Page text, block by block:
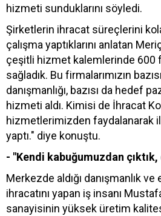
hizmeti sunduklarını söyledi.
Şirketlerin ihracat süreçlerini
çalışma yaptıklarını anlatan
çeşitli hizmet kalemlerinde 600
sağladık. Bu firmalarımızın
danışmanlığı, bazısı da hedef
hizmeti aldı. Kimisi de İhracat
hizmetlerimizden faydalanarak
yaptı." diye konuştu.
- "Kendi kabuğumuzdan çıktık,
Merkezde aldığı danışmanlık
ihracatını yapan iş insanı
sanayisinin yüksek üretim